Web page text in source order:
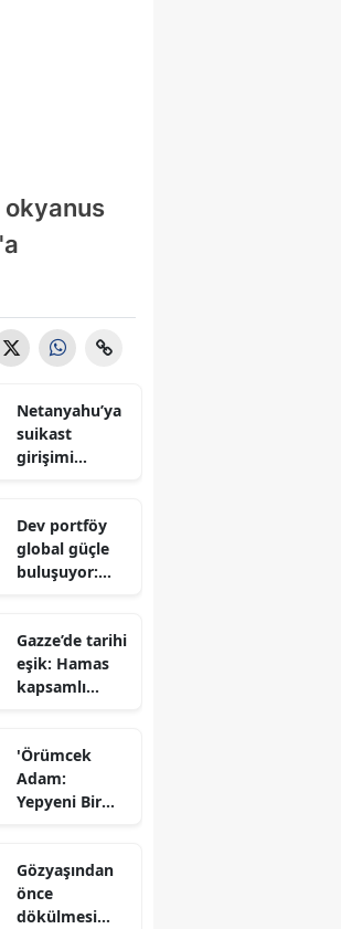
okyanus
Netanyahu’ya
suikast
girişimi
Bakanı
gizlenen
detayları
Dev portföy
global güçle
buluşuyor:
sıkıştı
Gazze’de tarihi
eşik: Hamas
kapsamlı
onayladı
'Örümcek
Adam:
Yepyeni Bir
şimdi
McDonald’s
Türkiye’de
Gözyaşından
önce
dökülmesi